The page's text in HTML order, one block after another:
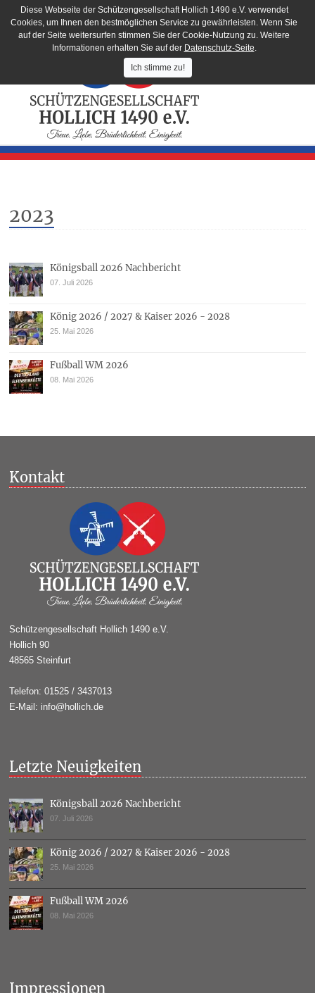
2023
Königsball 2026 Nachbericht
07. Juli 2026
König 2026 / 2027 & Kaiser 2026 - 2028
25. Mai 2026
Fußball WM 2026
08. Mai 2026
Kontakt
Schützengesellschaft Hollich 1490 e.V.
Hollich 90
48565 Steinfurt
Telefon: 01525 / 3437013
E-Mail: info@hollich.de
Letzte Neuigkeiten
Königsball 2026 Nachbericht
07. Juli 2026
König 2026 / 2027 & Kaiser 2026 - 2028
25. Mai 2026
Fußball WM 2026
08. Mai 2026
Impressionen
Diese Webseite der Schützengesellschaft Hollich 1490 e.V. verwendet
Cookies, um Ihnen den bestmöglichen Service zu gewährleisten. Wenn Sie
auf der Seite weitersurfen stimmen Sie der Cookie-Nutzung zu. Weitere
Informationen erhalten Sie auf der Datenschutz-Seite.
Ich stimme zu!